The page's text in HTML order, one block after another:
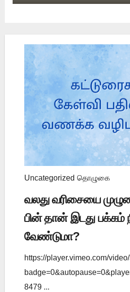
Uncategorized தொழுகை
வலது வரிசையை
பின் தான் இடது பக்கம்
வேண்டுமா?
https://player.vimeo.com/
8479 ...